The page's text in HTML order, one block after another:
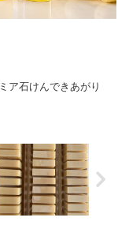
ア石けんできあがり